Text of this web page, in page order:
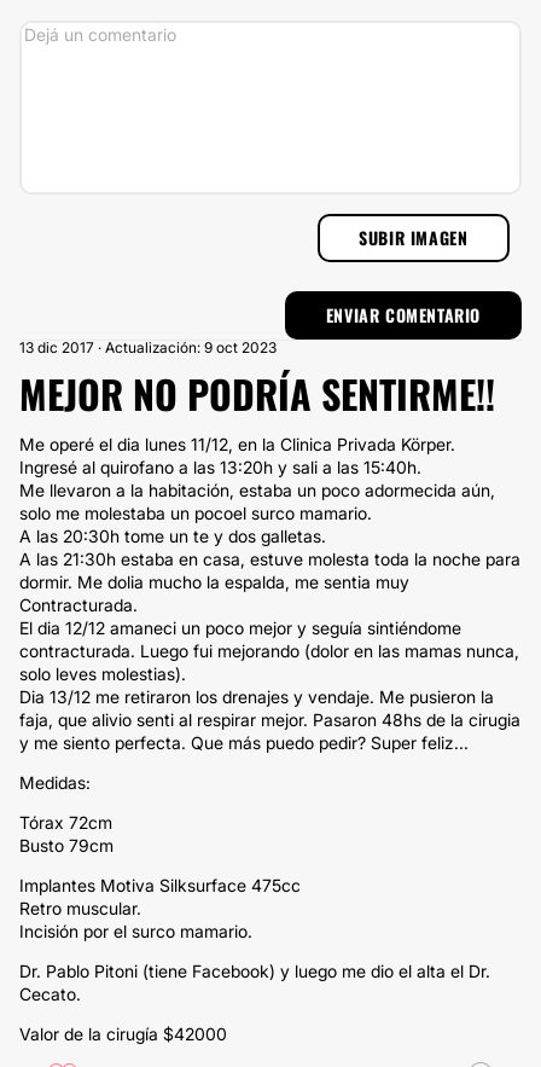
SUBIR IMAGEN
13 dic 2017 · Actualización: 9 oct 2023
MEJOR NO PODRÍA SENTIRME!!
Me operé el dia lunes 11/12, en la Clinica Privada Körper.
Ingresé al quirofano a las 13:20h y sali a las 15:40h.
Me llevaron a la habitación, estaba un poco adormecida aún,
solo me molestaba un pocoel surco mamario.
A las 20:30h tome un te y dos galletas.
A las 21:30h estaba en casa, estuve molesta toda la noche para
dormir. Me dolia mucho la espalda, me sentia muy
Contracturada.
El dia 12/12 amaneci un poco mejor y seguía sintiéndome
contracturada. Luego fui mejorando (dolor en las mamas nunca,
solo leves molestias).
Dia 13/12 me retiraron los drenajes y vendaje. Me pusieron la
faja, que alivio senti al respirar mejor. Pasaron 48hs de la cirugia
y me siento perfecta. Que más puedo pedir? Super feliz...
Medidas:
Tórax 72cm
Busto 79cm
Implantes Motiva Silksurface 475cc
Retro muscular.
Incisión por el surco mamario.
Dr. Pablo Pitoni (tiene Facebook) y luego me dio el alta el Dr.
Cecato.
Valor de la cirugía $42000